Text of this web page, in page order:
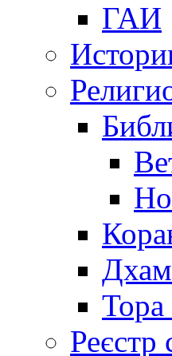
ГАИ
Реєстр